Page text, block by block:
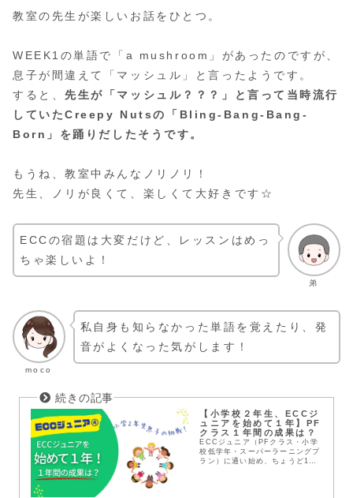
教室の先生が楽しいお話をひとつ。
WEEK1の単語で「a mushroom」があったのですが、
息子が間違えて「マッシュル」と言ったようです。
すると、先生が「マッシュル？？？」と言って当時流行
していたCreepy Nutsの「Bling-Bang-Bang-
Born」を踊りだしたそうです。
もうね、教室中みんなノリノリ！
先生、ノリが良くて、楽しくて大好きです☆
弟
ECCの宿題は大変だけど、レッスンはめっ
ちゃ楽しいよ！
moco
私自身も知らなかった単語を覚えたり、発
音がよくなった気がします！
【小学校２年生、ECCジ
ュニアを始めて１年】PF
クラス１年間の成果は？
ECCジュニア（PFクラス・小学
校低学年・スーパーラーニングプ
ラン）に通い始め、ちょうど1年